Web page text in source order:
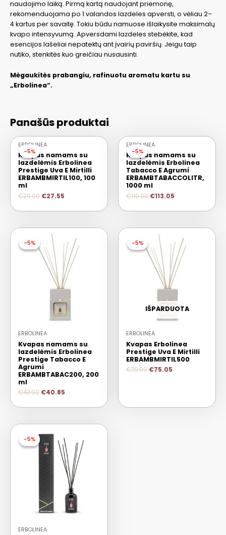
naudojimo laiką. Pirmą kartą naudojant priemonę,
rekomenduojama po 1 valandos lazdeles apversti, o vėliau 2–
4 kartus per savaitę. Tokiu būdu namuose išlaikysite maksimalų
kvapo intensyvumą. Apversdami lazdeles stebėkite, kad
esencijos lašeliai nepatektų ant įvairių paviršių. Jeigu taip
nutiko, stenkitės kuo greičiau nusausinti.
Mėgaukitės prabangiu, rafinuotu aromatu kartu su
„Erbolinea“.
Panašūs produktai
-5%
-5%
ERBOLINEA
Kvapas namams su
lazdelėmis Erbolinea
Prestige Uva E Mirtilli
ERBAMBMIRTIL100, 100
ml
€29.00 €27.55
-5%
-5%
ERBOLINEA
Kvapas namams su
lazdelėmis Erbolinea
Tabacco E Agrumi
ERBAMBTABACCOLITR,
1000 ml
€119.00 €113.05
-5%
-5%
ERBOLINEA
Kvapas namams su
lazdelėmis Erbolinea
Prestige Tabacco E
Agrumi
ERBAMBTABAC200, 200
ml
€43.00 €40.85
-5%
IŠPARDUOTA
-5%
ERBOLINEA
Kvapas Erbolinea
Prestige Uva E Mirtilli
ERBAMBMIRTIL500
€79.00 €75.05
-5%
-5%
ERBOLINEA